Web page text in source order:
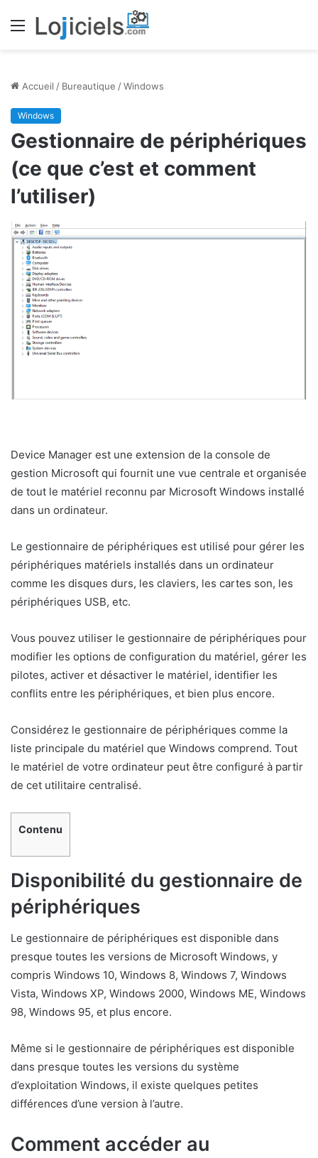
Menu
Accueil / Bureautique /Windows
Windows
Gestionnaire de périphériques
(ce que c’est et comment
l’utiliser)
Device Manager est une extension de la console de
gestion Microsoft qui fournit une vue centrale et organisée
de tout le matériel reconnu par Microsoft Windows installé
dans un ordinateur.
Le gestionnaire de périphériques est utilisé pour gérer les
périphériques matériels installés dans un ordinateur
comme les disques durs, les claviers, les cartes son, les
périphériques USB, etc.
Vous pouvez utiliser le gestionnaire de périphériques pour
modifier les options de configuration du matériel, gérer les
pilotes, activer et désactiver le matériel, identifier les
conflits entre les périphériques, et bien plus encore.
Considérez le gestionnaire de périphériques comme la
liste principale du matériel que Windows comprend. Tout
le matériel de votre ordinateur peut être configuré à partir
de cet utilitaire centralisé.
Contenu
Disponibilité du gestionnaire de
périphériques
Le gestionnaire de périphériques est disponible dans
presque toutes les versions de Microsoft Windows, y
compris Windows 10, Windows 8, Windows 7, Windows
Vista, Windows XP, Windows 2000, Windows ME, Windows
98, Windows 95, et plus encore.
Même si le gestionnaire de périphériques est disponible
dans presque toutes les versions du système
d’exploitation Windows, il existe quelques petites
différences d’une version à l’autre.
Comment accéder au